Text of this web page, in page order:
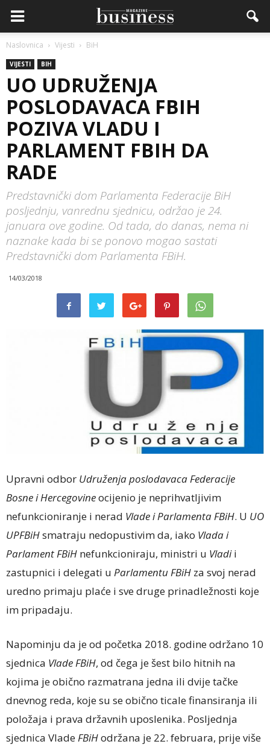
Naslovnica Vijesti BiH
VIJESTI BIH
UO UDRUŽENJA
POSLODAVACA FBIH
POZIVA VLADU I
PARLAMENT FBIH DA
RADE
Predstavnički dom Parlamenta Federacije BiH
posljednju, vanrednu sjednicu, održao je 24.
januara ove godine. Od tada, do danas, nema ni
naznake kada bi se ponovo mogao sastati
Predstavnički dom Parlamenta FBiH.
14/03/2018
Upravni odbor Udruženja poslodavaca Federacije
Bosne i Hercegovineocijenio je neprihvatljivim
nefunkcioniranje i nerad Vlade i Parlamenta FBiH. U UO
UPFBiHsmatraju nedopustivim da, iako Vlada i
Parlament FBiH nefunkcioniraju, ministri u Vladii
zastupnici i delegati u Parlamentu FBiH za svoj nerad
uredno primaju plaće i sve druge prinadležnosti koje
im pripadaju.
Napominju da je od početka 2018. godine održano 10
sjednica Vlade FBiH, od čega je šest bilo hitnih na
kojima je obično razmatrana jedna ili dvije tačke
dnevnog reda, koje su se obično ticale finansiranja ili
položaja i prava državnih uposlenika. Posljednja
sjednica VladeFBiHodržana je 22. februara, prije više